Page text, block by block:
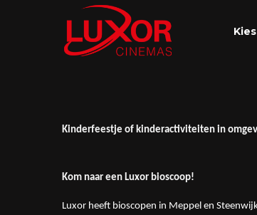
Kinderfeestje of kinderactiviteiten in
Kom naar een Luxor bioscoop!
Luxor heeft bioscopen in Meppel en